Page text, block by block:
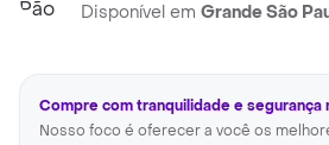
Disponível em Grande São
Compre com tranquilidade e segurança
Nosso foco é oferecer a você os